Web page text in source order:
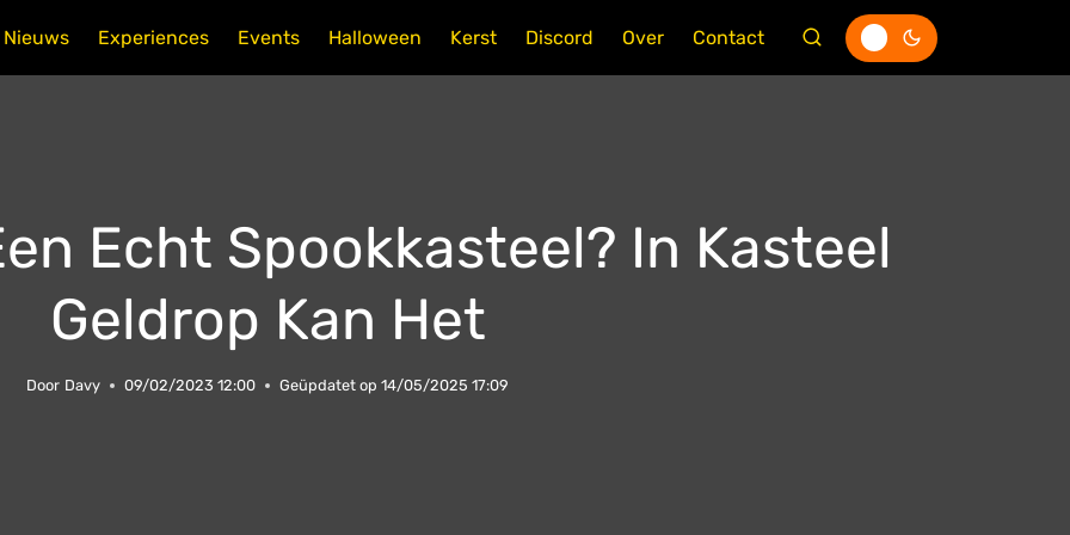
Nieuws Experiences Events Halloween Kerst Discord Over Contact
Echt Spookkasteel? In Kasteel
Geldrop Kan Het
Door Davy 09/02/2023 12:00 Geüpdatet op 14/05/2025 17:09